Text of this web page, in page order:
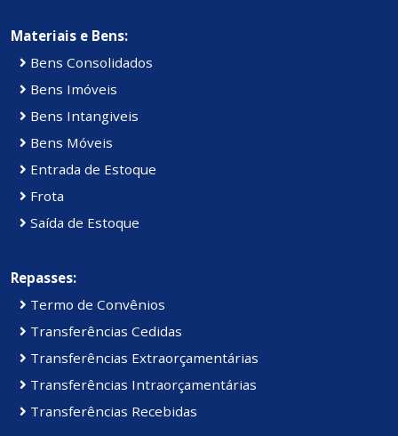
Materiais e Bens:
Bens Consolidados
Bens Imóveis
Bens Intangiveis
Bens Móveis
Entrada de Estoque
Frota
Saída de Estoque
Repasses:
Termo de Convênios
Transferências Cedidas
Transferências Extraorçamentárias
Transferências Intraorçamentárias
Transferências Recebidas